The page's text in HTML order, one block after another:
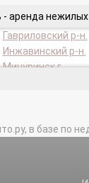
- аренда
Гавриловский р-н.
Инжавинский р-н.
Мичуринск г.
Тамбов г.в базе по